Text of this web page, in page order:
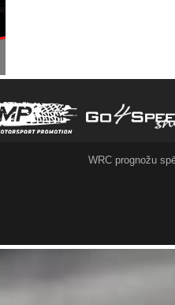
WRC prognožu